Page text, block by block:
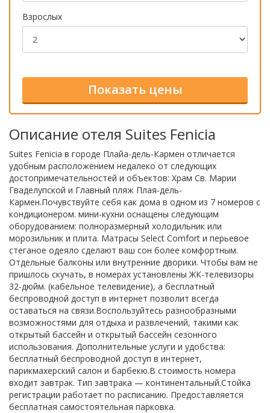
Взрослых
Описание отеля Suites Fenicia
Suites Fenicia в городе Плайа-дель-Кармен отличается
удобным расположением недалеко от следующих
достопримечательностей и объектов: Храм Св. Марии
Гваделупской и Главный пляж Плая-дель-
Кармен.Почувствуйте себя как дома в одном из 7 номеров с
кондиционером. мини-кухни оснащены следующим
оборудованием: полноразмерный холодильник или
морозильник и плита. Матрасы Select Comfort и перьевое
стеганое одеяло сделают ваш сон более комфортным.
Отдельные балконы или внутренние дворики. Чтобы вам не
пришлось скучать, в номерах установлены ЖК-телевизоры
32-дюйм. (кабельное телевидение), а бесплатный
беспроводной доступ в интернет позволит всегда
оставаться на связи.Воспользуйтесь разнообразными
возможностями для отдыха и развлечений, такими как
открытый бассейн и открытый бассейн сезонного
использования. Дополнительные услуги и удобства:
бесплатный беспроводной доступ в интернет,
парикмахерский салон и барбекю.В стоимость номера
входит завтрак. Тип завтрака — континентальный.Стойка
регистрации работает по расписанию. Предоставляется
бесплатная самостоятельная парковка.